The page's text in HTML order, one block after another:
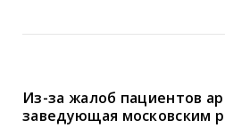
Из-за жалоб пациентов
заведующая московским